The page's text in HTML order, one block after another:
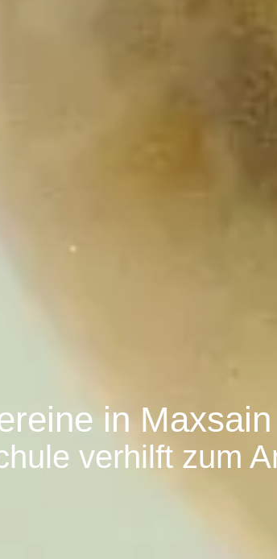
in Maxsain
verhilft zum